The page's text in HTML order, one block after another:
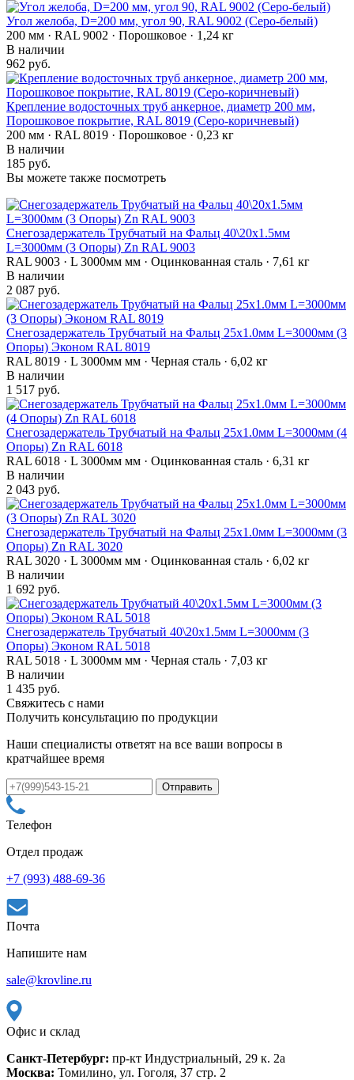
Угол желоба, D=200 мм, угол 90, RAL 9002 (Серо-белый)
200 мм · RAL 9002 · Порошковое · 1,24 кг
В наличии
962 руб.
Крепление водосточных труб анкерное, диаметр 200 мм,
Порошковое покрытие, RAL 8019 (Серо-коричневый)
200 мм · RAL 8019 · Порошковое · 0,23 кг
В наличии
185 руб.
Вы можете также посмотреть
Снегозадержатель Трубчатый на Фальц 40\20х1.5мм
L=3000мм (3 Опоры) Zn RAL 9003
RAL 9003 · L 3000мм мм · Оцинкованная сталь · 7,61 кг
В наличии
2 087 руб.
Снегозадержатель Трубчатый на Фальц 25х1.0мм L=3000мм (3
Опоры) Эконом RAL 8019
RAL 8019 · L 3000мм мм · Черная сталь · 6,02 кг
В наличии
1 517 руб.
Снегозадержатель Трубчатый на Фальц 25х1.0мм L=3000мм (4
Опоры) Zn RAL 6018
RAL 6018 · L 3000мм мм · Оцинкованная сталь · 6,31 кг
В наличии
2 043 руб.
Снегозадержатель Трубчатый на Фальц 25х1.0мм L=3000мм (3
Опоры) Zn RAL 3020
RAL 3020 · L 3000мм мм · Оцинкованная сталь · 6,02 кг
В наличии
1 692 руб.
Снегозадержатель Трубчатый 40\20х1.5мм L=3000мм (3
Опоры) Эконом RAL 5018
RAL 5018 · L 3000мм мм · Черная сталь · 7,03 кг
В наличии
1 435 руб.
Свяжитесь с нами
Получить консультацию по продукции
Наши специалисты ответят на все ваши вопросы в
кратчайшее время
Телефон
Отдел продаж
+7 (993) 488-69-36
Почта
Напишите нам
sale@krovline.ru
Офис и склад
Санкт-Петербург: пр-кт Индустриальный, 29 к. 2а
Москва: Томилино, ул. Гоголя, 37 стр. 2